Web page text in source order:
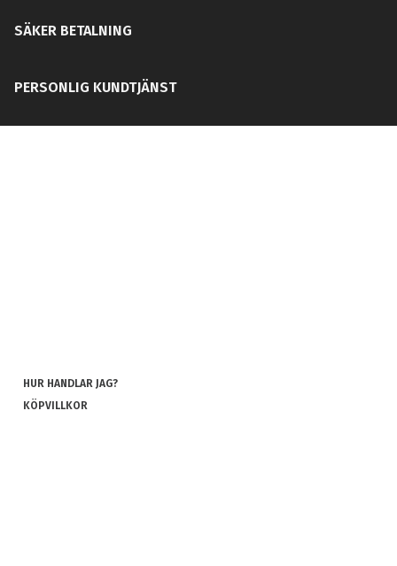
SÄKER BETALNING
PERSONLIG KUNDTJÄNST
HUR HANDLAR JAG?
KÖPVILLKOR